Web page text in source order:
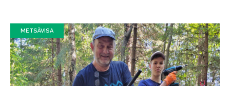
METSÄVISA